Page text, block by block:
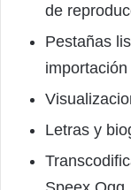
de
Pestañas
Letras y